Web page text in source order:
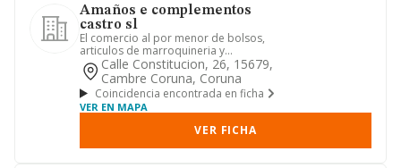
Amaños e complementos
castro sl
El comercio al por menor de bolsos,
articulos de marroquineria y
complementos, tanto del hombre
com...
Calle Constitucion, 26, 15679,
Cambre Coruna, Coruna
Coincidencia encontrada en ficha
VER EN MAPA
VER FICHA